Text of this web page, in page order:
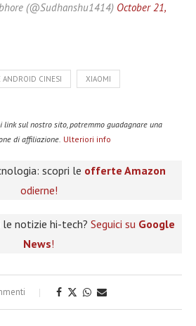
(@Sudhanshu1414) October 21,
ANDROID CINESI XIAOMI
sul nostro sito, potremmo guadagnare una
di affiliazione. Ulteriori info
scopri le offerte Amazon
odierne!
le notizie hi-tech? Seguici su Google
News!